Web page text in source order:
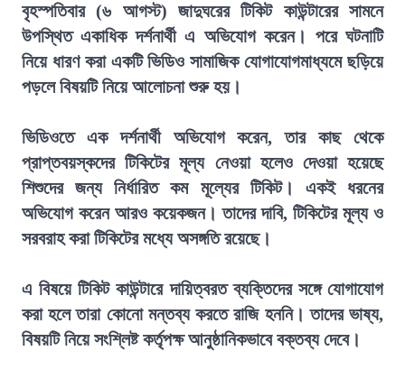
বৃহস্পতিবার (৬ আগস্ট) জাদুঘরের টিকিট কাউন্টারের সামনে
উপস্থিত একাধিক দর্শনার্থী এ অভিযোগ করেন। পরে ঘটনাটি
নিয়ে ধারণ করা একটি ভিডিও সামাজিক যোগাযোগমাধ্যমে ছড়িয়ে
পড়লে বিষয়টি নিয়ে আলোচনা শুরু হয়।
ভিডিওতে এক দর্শনার্থী অভিযোগ করেন, তার কাছ থেকে
প্রাপ্তবয়স্কদের টিকিটের মূল্য নেওয়া হলেও দেওয়া হয়েছে
শিশুদের জন্য নির্ধারিত কম মূল্যের টিকিট। একই ধরনের
অভিযোগ করেন আরও কয়েকজন। তাদের দাবি, টিকিটের মূল্য ও
সরবরাহ করা টিকিটের মধ্যে অসঙ্গতি রয়েছে।
এ বিষয়ে টিকিট কাউন্টারে দায়িত্বরত ব্যক্তিদের সঙ্গে যোগাযোগ
করা হলে তারা কোনো মন্তব্য করতে রাজি হননি। তাদের ভাষ্য,
বিষয়টি নিয়ে সংশ্লিষ্ট কর্তৃপক্ষ আনুষ্ঠানিকভাবে বক্তব্য দেবে।